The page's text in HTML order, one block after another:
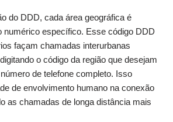
do DDD, cada área geográfica é
numérico específico. Esse código DDD
façam chamadas interurbanas
o código da região que desejam
de telefone completo. Isso
de envolvimento humano na conexão
as chamadas de longa distância mais